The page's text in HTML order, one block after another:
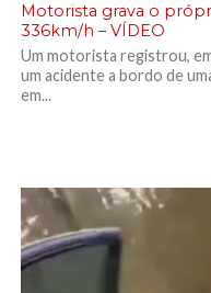
Motorista grava o
336km/h – VÍDEO
Um motorista registrou,
um acidente a bordo de
em...